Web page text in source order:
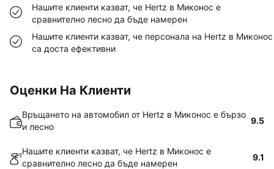
Нашите клиенти казват, че Hertz в Миконос е
сравнително лесно да бъде намерен
Нашите клиенти казват, че персонала на Hertz в Миконос
са доста ефективни
Оценки На Клиенти
Връщането на автомобил от Hertz в Миконос е бързо
и лесно
9.5
Нашите клиенти казват, че Hertz в Миконос е
сравнително лесно да бъде намерен
9.1